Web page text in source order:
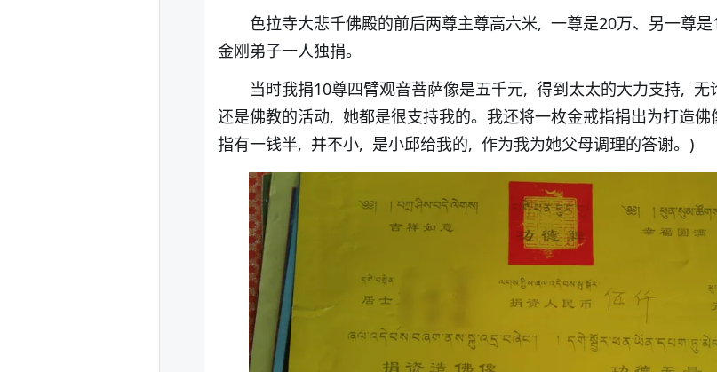
色拉寺大悲千佛殿的前后两尊主尊高六米, 一尊是20万、另一尊
金刚弟子一人独捐。
当时我捐10尊四臂观音菩萨像是五千元, 得到太太的大力支持, 无
还是佛教的活动, 她都是很支持我的。我还将一枚金戒指捐出为打造佛
指有一钱半, 并不小, 是小邱给我的, 作为我为她父母调理的答谢。)